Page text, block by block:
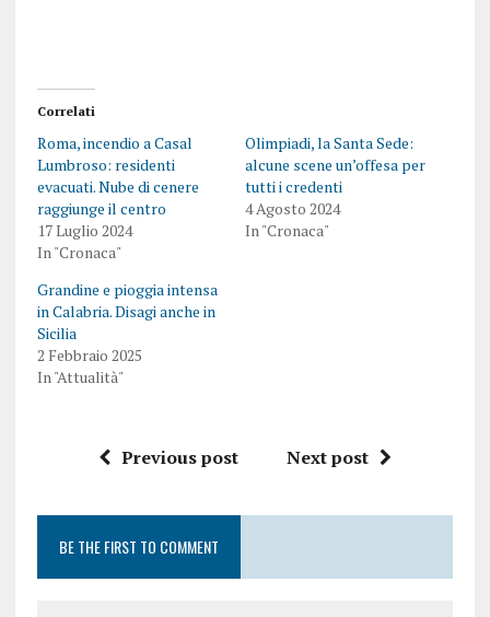
Correlati
Roma, incendio a Casal
Lumbroso: residenti
evacuati. Nube di cenere
raggiunge il centro
17 Luglio 2024
In "Cronaca"
Olimpiadi, la Santa Sede:
alcune scene un’offesa per
tutti i credenti
4 Agosto 2024
In "Cronaca"
Grandine e pioggia intensa
in Calabria. Disagi anche in
Sicilia
2 Febbraio 2025
In "Attualità"
Previous post Next post
BE THE FIRST TO COMMENT